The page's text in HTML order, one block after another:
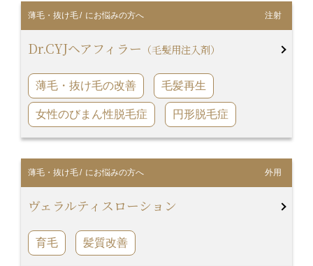
薄毛・抜け毛/ にお悩みの方へ
Dr.CYJヘアフィラー （毛髪用注入剤）
薄毛・抜け毛の改善 毛髪再生
女性のびまん性脱毛症 円形脱毛症
注射
薄毛・抜け毛/ にお悩みの方へ
ヴェラルティスローション
育毛 髪質改善
外用